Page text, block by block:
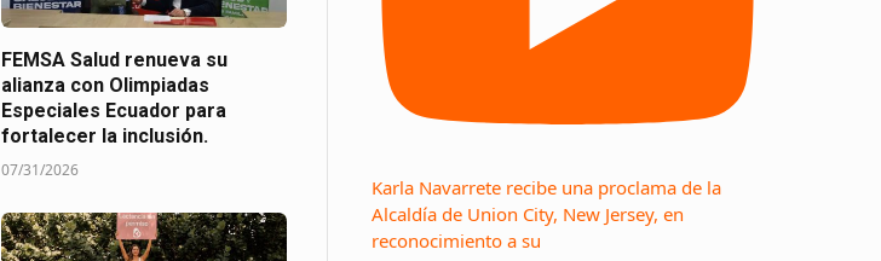
FEMSA Salud renueva su
alianza con Olimpiadas
Especiales Ecuador para
fortalecer la inclusión.
07/31/2026
Karla Navarrete recibe una proclama de la
Alcaldía de Union City, New Jersey, en
reconocimiento a su